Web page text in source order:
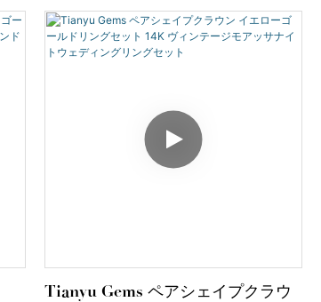
Tianyu Gems ペアシェイプクラウ